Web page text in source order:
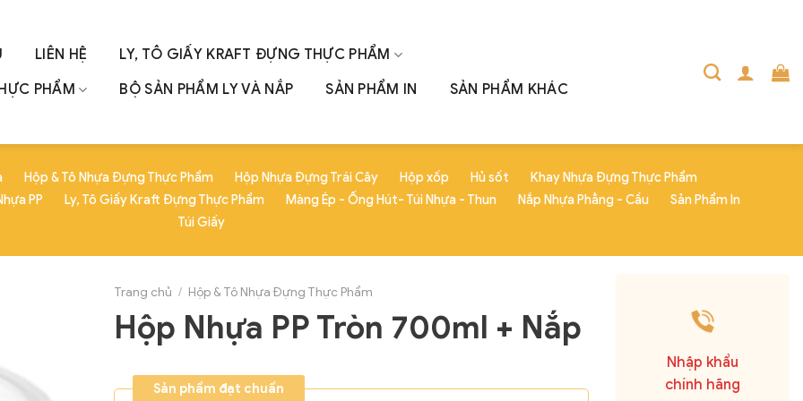
LIÊN HỆ
LY, TÔ GIẤY KRAFT ĐỰNG THỰC PHẨM
PHẨM
BỘ SẢN PHẨM LY VÀ NẮP SẢN PHẨM IN SẢN PHẨM KHÁC
Hộp & Tô Nhựa Đựng Thực Phẩm Hộp Nhựa Đựng Trái Cây Hộp xốp Hủ sốt
Khay Nhựa Đựng Thực Phẩm
PP Ly, Tô Giấy Kraft Đựng Thực Phẩm Màng Ép - Ống Hút- Túi Nhựa - Thun Nắp Nhựa Phẳng - Cầu
Sản Phẩm In
Túi Giấy
Trang chủ / Hộp & Tô Nhựa Đựng Thực Phẩm
Hộp Nhựa PP Tròn 700ml + Nắp
Sản phẩm đạt chuẩn
Nhập khẩu
chính hãng